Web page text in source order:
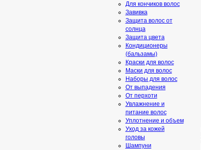
Для кончиков волос
Завивка
Защита волос от
солнца
Защита цвета
Кондиционеры
(бальзамы)
Краски для волос
Маски для волос
Наборы для волос
От выпадения
От перхоти
Увлажнение и
питание волос
Уплотнение и объем
Уход за кожей
головы
Шампуни